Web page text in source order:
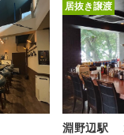
居抜き譲渡
淵野辺駅